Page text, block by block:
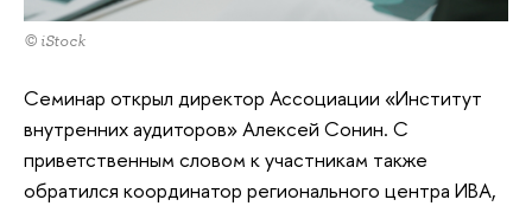
© iStock
Семинар открыл директор Ассоциации «Институт
внутренних аудиторов» Алексей Сонин. С
приветственным словом к участникам также
обратился координатор регионального центра ИВА,